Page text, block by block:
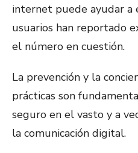
internet puede ayudar a
usuarios han reportado
el número en cuestión.
La prevención y la
prácticas son
seguro en el vasto y a
la comunicación digital.